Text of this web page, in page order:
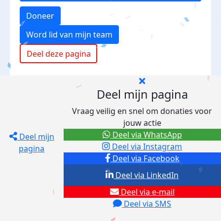
Doneer
Word lid van mijn team
Deel deze pagina
Deel mijn
pagina
Deel mijn pagina
Vraag veilig en snel om donaties voor
jouw actie
Deel via Facebook
Deel via Instagram
Deel via e-mail
Deel via SMS
Deel via LinkedIn
Deel via WhatsApp